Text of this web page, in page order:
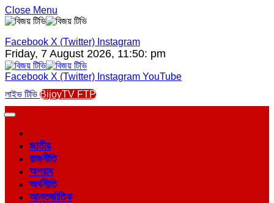
Close Menu
Facebook X (Twitter) Instagram
Friday, 7 August 2026, 11:50: pm
Facebook X (Twitter) Instagram YouTube
লাইভ টিভি BijoyTV FTP
জাতীয়
রাজনীতি
অপরাধ
অর্থনীতি
আন্তর্জাতিক